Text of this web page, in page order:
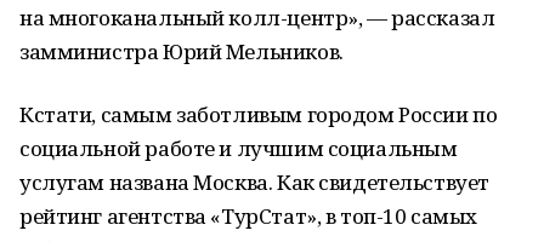
на многоканальный колл-центр», — рассказал
замминистра Юрий Мельников.
Кстати, самым заботливым городом России по
социальной работе и лучшим социальным
услугам названа Москва. Как свидетельствует
рейтинг агентства «ТурСтат», в топ-10 самых